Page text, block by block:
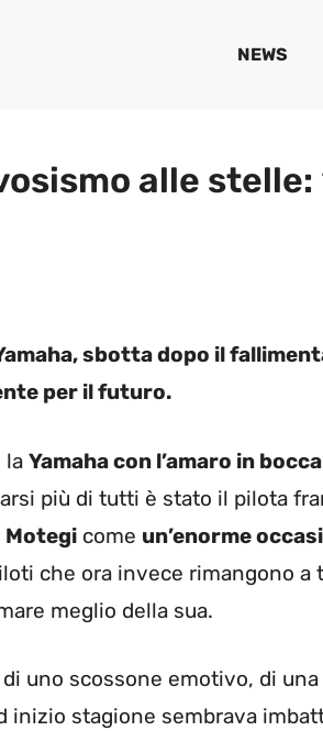
NEWS
alle stelle:
sbotta dopo il
per il futuro.
la Yamaha con l’amaro in bocca
più di tutti è stato il pilota
Motegi come un’enorme
che ora invece rimangono a
meglio della sua.
di uno scossone emotivo, di
inizio stagione sembrava